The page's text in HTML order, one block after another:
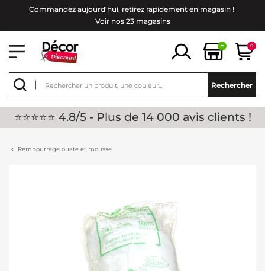
Commandez aujourd'hui, retirez rapidement en magasin !
Voir nos 23 magasins
+ 0
Rechercher
⭐⭐⭐⭐⭐ 4.8/5 - Plus de 14 000 avis clients !
Rembourrage ouate et mousse